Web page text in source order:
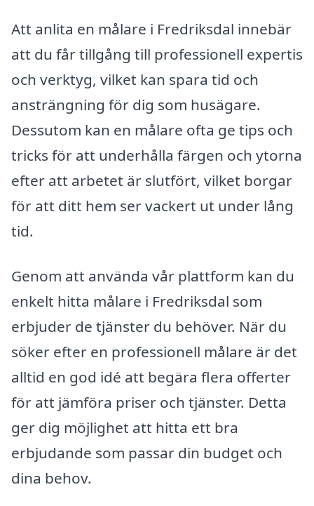
Att anlita en målare i Fredriksdal innebär
att du får tillgång till professionell expertis
och verktyg, vilket kan spara tid och
ansträngning för dig som husägare.
Dessutom kan en målare ofta ge tips och
tricks för att underhålla färgen och ytorna
efter att arbetet är slutfört, vilket borgar
för att ditt hem ser vackert ut under lång
tid.
Genom att använda vår plattform kan du
enkelt hitta målare i Fredriksdal som
erbjuder de tjänster du behöver. När du
söker efter en professionell målare är det
alltid en god idé att begära flera offerter
för att jämföra priser och tjänster. Detta
ger dig möjlighet att hitta ett bra
erbjudande som passar din budget och
dina behov.